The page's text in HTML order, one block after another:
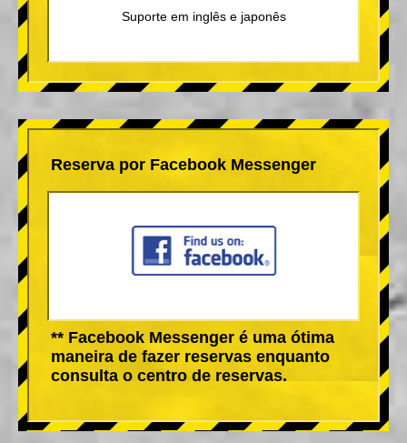
Suporte em inglês e japonês
Reserva por Facebook Messenger
** Facebook Messenger é uma ótima
maneira de fazer reservas enquanto
consulta o centro de reservas.